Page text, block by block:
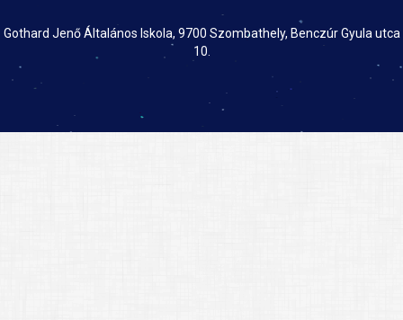
Gothard Jenő Általános Iskola, 9700 Szombathely, Benczúr Gyula utca
10.